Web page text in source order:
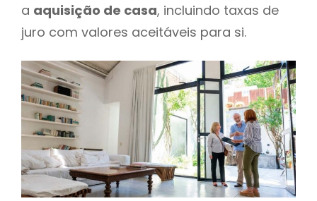
a aquisição de casa, incluindo taxas de
juro com valores aceitáveis para si.